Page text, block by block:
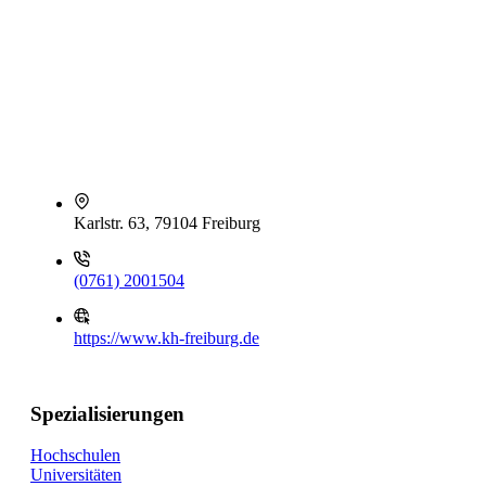
Karlstr. 63, 79104 Freiburg
(0761) 2001504
https://www.kh-freiburg.de
Spezialisierungen
Hochschulen
Universitäten